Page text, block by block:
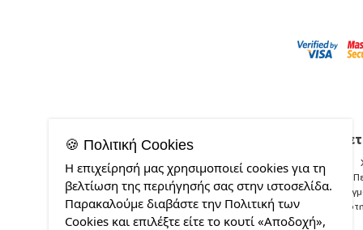
🍪 Πολιτική Cookies
Η επιχείρησή μας χρησιμοποιεί cookies για τη
βελτίωση της περιήγησής σας στην ιστοσελίδα.
Παρακαλούμε διαβάστε την Πολιτική των
Cookies και επιλέξτε είτε το κουτί «Αποδοχή»,